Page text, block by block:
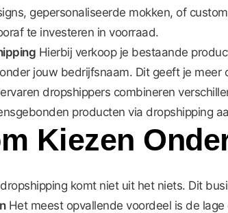
gepersonaliseerde mokken, of
te investeren in voorraad.
Hierbij verkoop je bestaande
jouw bedrijfsnaam. Dit geeft je meer
dropshippers combineren
producten via dropshipping
Kiezen
komt niet uit het niets. Dit
Het meest opvallende voordeel is de lage